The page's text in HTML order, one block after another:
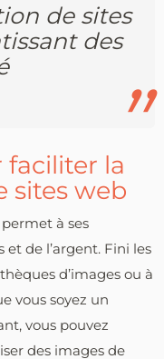
de sites
des
faciliter la
sites web
à ses
de l’argent. Fini les
d’images ou à
vous soyez un
vous pouvez
des images de